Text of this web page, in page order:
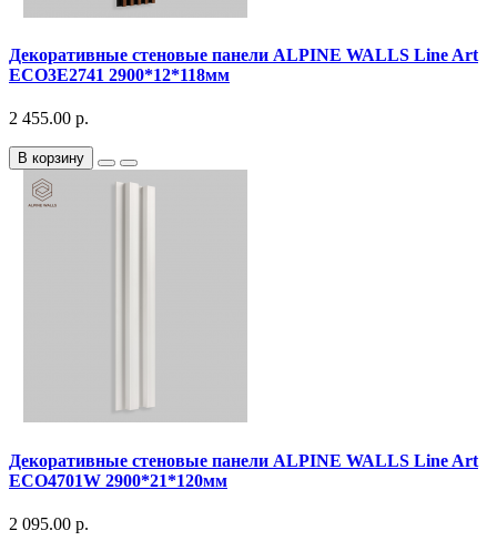
Декоративныe стеновые панели ALPINE WALLS Line Art
ECO3E2741 2900*12*118мм
2 455.00 р.
В корзину
Декоративныe стеновые панели ALPINE WALLS Line Art
ECO4701W 2900*21*120мм
2 095.00 р.